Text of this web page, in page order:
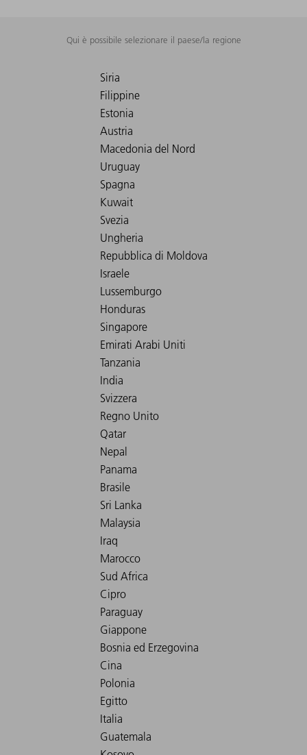
Qui è possibile selezionare il paese/la regione